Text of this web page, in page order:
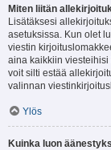
Miten liitän
Lisätäksesi
asetuksissa. Kun olet
viestin
aina kaikkiin
voit silti estää
valinnan
Ylös
Kuinka luon